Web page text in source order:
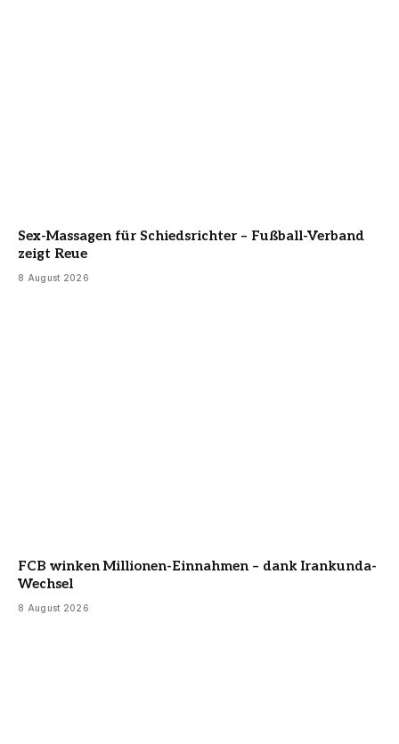
Sex-Massagen für Schiedsrichter – Fußball-Verband
zeigt Reue
8 August 2026
FCB winken Millionen-Einnahmen – dank Irankunda-
Wechsel
8 August 2026